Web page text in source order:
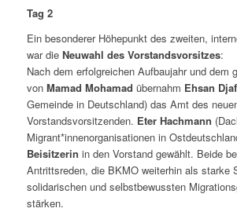
Tag 2
Ein besonderer Höhepunkt des zweiten,
war die Neuwahl des Vorstandsvorsitzes:
Nach dem erfolgreichen Aufbaujahr und dem
von Mamad Mohamad übernahm Ehsan
Gemeinde in Deutschland) das Amt des
Vorstandsvorsitzenden. Eter Hachmann
Migrant*innenorganisationen in
Beisitzerin in den Vorstand gewählt. Beide
Antrittsreden, die BKMO weiterhin als starke
solidarischen und selbstbewussten
stärken.